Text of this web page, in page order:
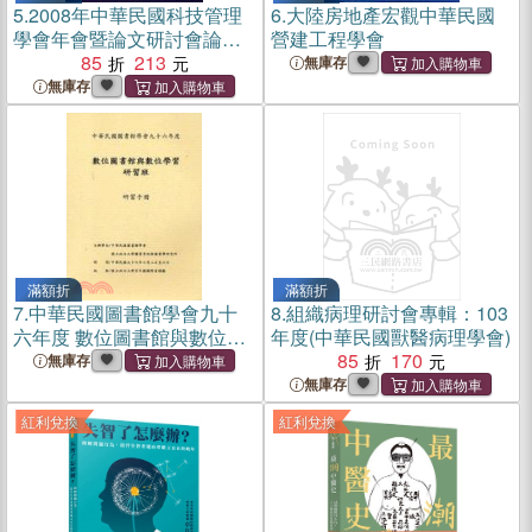
5.2008年中華民國科技管理
學會年會暨論文研討會論文
85 213
無庫存
6.大陸房地產宏觀中華民國
營建工程學會
無庫存
滿額折
7.中華民國圖書館學會九十
六年度 數位圖書館與數位學
習研習班 研習手冊
無庫存
滿額折
8.組織病理研討會專輯：103
年度(中華民國獸醫病理學會)
85
170
無庫存
紅利兌換 紅利兌換